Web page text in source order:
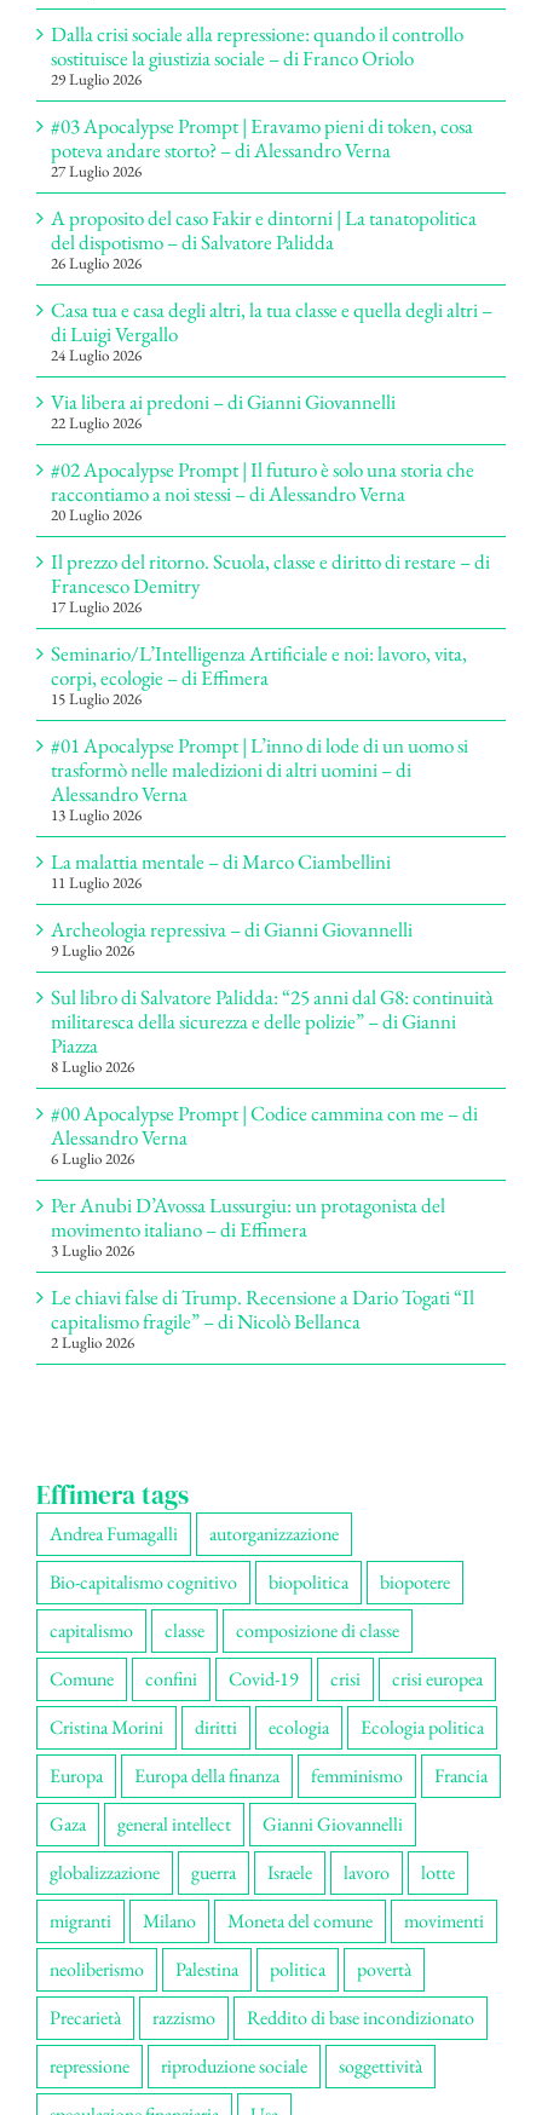
Dalla crisi sociale alla repressione: quando il controllo
sostituisce la giustizia sociale – di Franco Oriolo
29 Luglio 2026
#03 Apocalypse Prompt | Eravamo pieni di token, cosa
poteva andare storto? – di Alessandro Verna
27 Luglio 2026
A proposito del caso Fakir e dintorni | La tanatopolitica
del dispotismo – di Salvatore Palidda
26 Luglio 2026
Casa tua e casa degli altri, la tua classe e quella degli altri –
di Luigi Vergallo
24 Luglio 2026
Via libera ai predoni – di Gianni Giovannelli
22 Luglio 2026
#02 Apocalypse Prompt | Il futuro è solo una storia che
raccontiamo a noi stessi – di Alessandro Verna
20 Luglio 2026
Il prezzo del ritorno. Scuola, classe e diritto di restare – di
Francesco Demitry
17 Luglio 2026
Seminario/L’Intelligenza Artificiale e noi: lavoro, vita,
corpi, ecologie – di Effimera
15 Luglio 2026
#01 Apocalypse Prompt | L’inno di lode di un uomo si
trasformò nelle maledizioni di altri uomini – di
Alessandro Verna
13 Luglio 2026
La malattia mentale – di Marco Ciambellini
11 Luglio 2026
Archeologia repressiva – di Gianni Giovannelli
9 Luglio 2026
Sul libro di Salvatore Palidda: “25 anni dal G8: continuità
militaresca della sicurezza e delle polizie” – di Gianni
Piazza
8 Luglio 2026
#00 Apocalypse Prompt | Codice cammina con me – di
Alessandro Verna
6 Luglio 2026
Per Anubi D’Avossa Lussurgiu: un protagonista del
movimento italiano – di Effimera
3 Luglio 2026
Le chiavi false di Trump. Recensione a Dario Togati “Il
capitalismo fragile” – di Nicolò Bellanca
2 Luglio 2026
Effimera tags
Andrea Fumagalli
autorganizzazione
Bio-capitalismo cognitivo
biopolitica
biopotere
capitalismo
classe
composizione di classe
Comune
confini Covid-19 crisi
crisi europea
Cristina Morini
diritti ecologia
Ecologia politica
Europa
Europa della finanza femminismo
Francia
Gaza
general intellect
Gianni Giovannelli
globalizzazione
guerra Israele lavoro
lotte
migranti
Milano Moneta del comune
movimenti
neoliberismo
Palestina politica
povertà
Precarietà
razzismo
Reddito di base incondizionato
repressione
riproduzione sociale
soggettività